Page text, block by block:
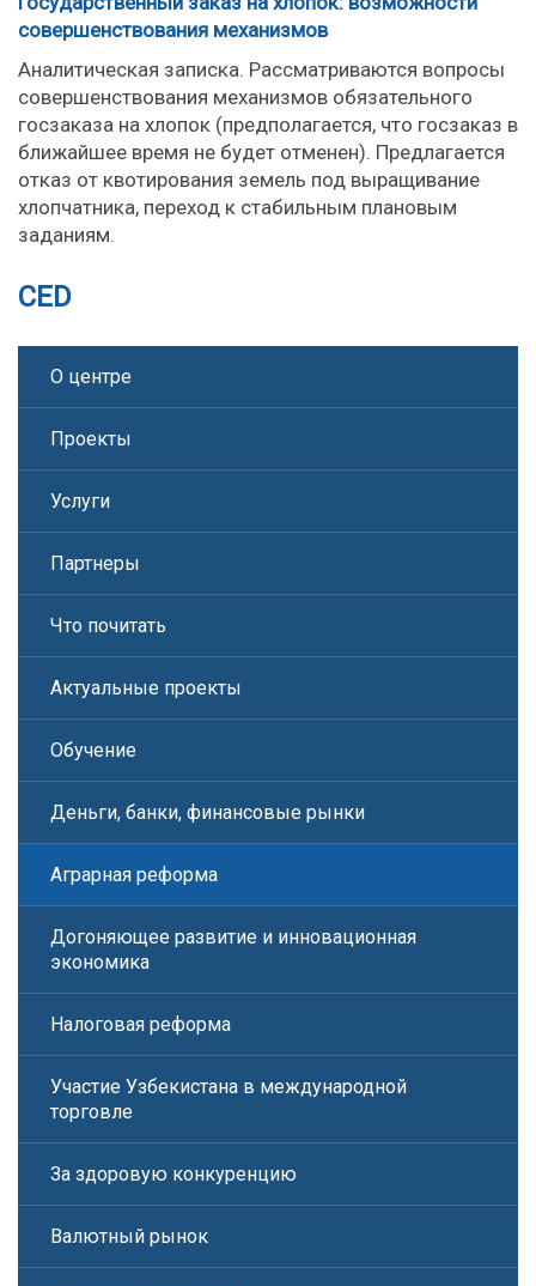
совершенствования механизмов
Аналитическая записка. Рассматриваются вопросы
совершенствования механизмов обязательного
госзаказа на хлопок (предполагается, что госзаказ в
ближайшее время не будет отменен). Предлагается
отказ от квотирования земель под выращивание
хлопчатника, переход к стабильным плановым
заданиям.
CED
О центре
Проекты
Услуги
Партнеры
Что почитать
Актуальные проекты
Обучение
Деньги, банки, финансовые рынки
Аграрная реформа
Догоняющее развитие и инновационная
экономика
Налоговая реформа
Участие Узбекистана в международной
торговле
За здоровую конкуренцию
Валютный рынок